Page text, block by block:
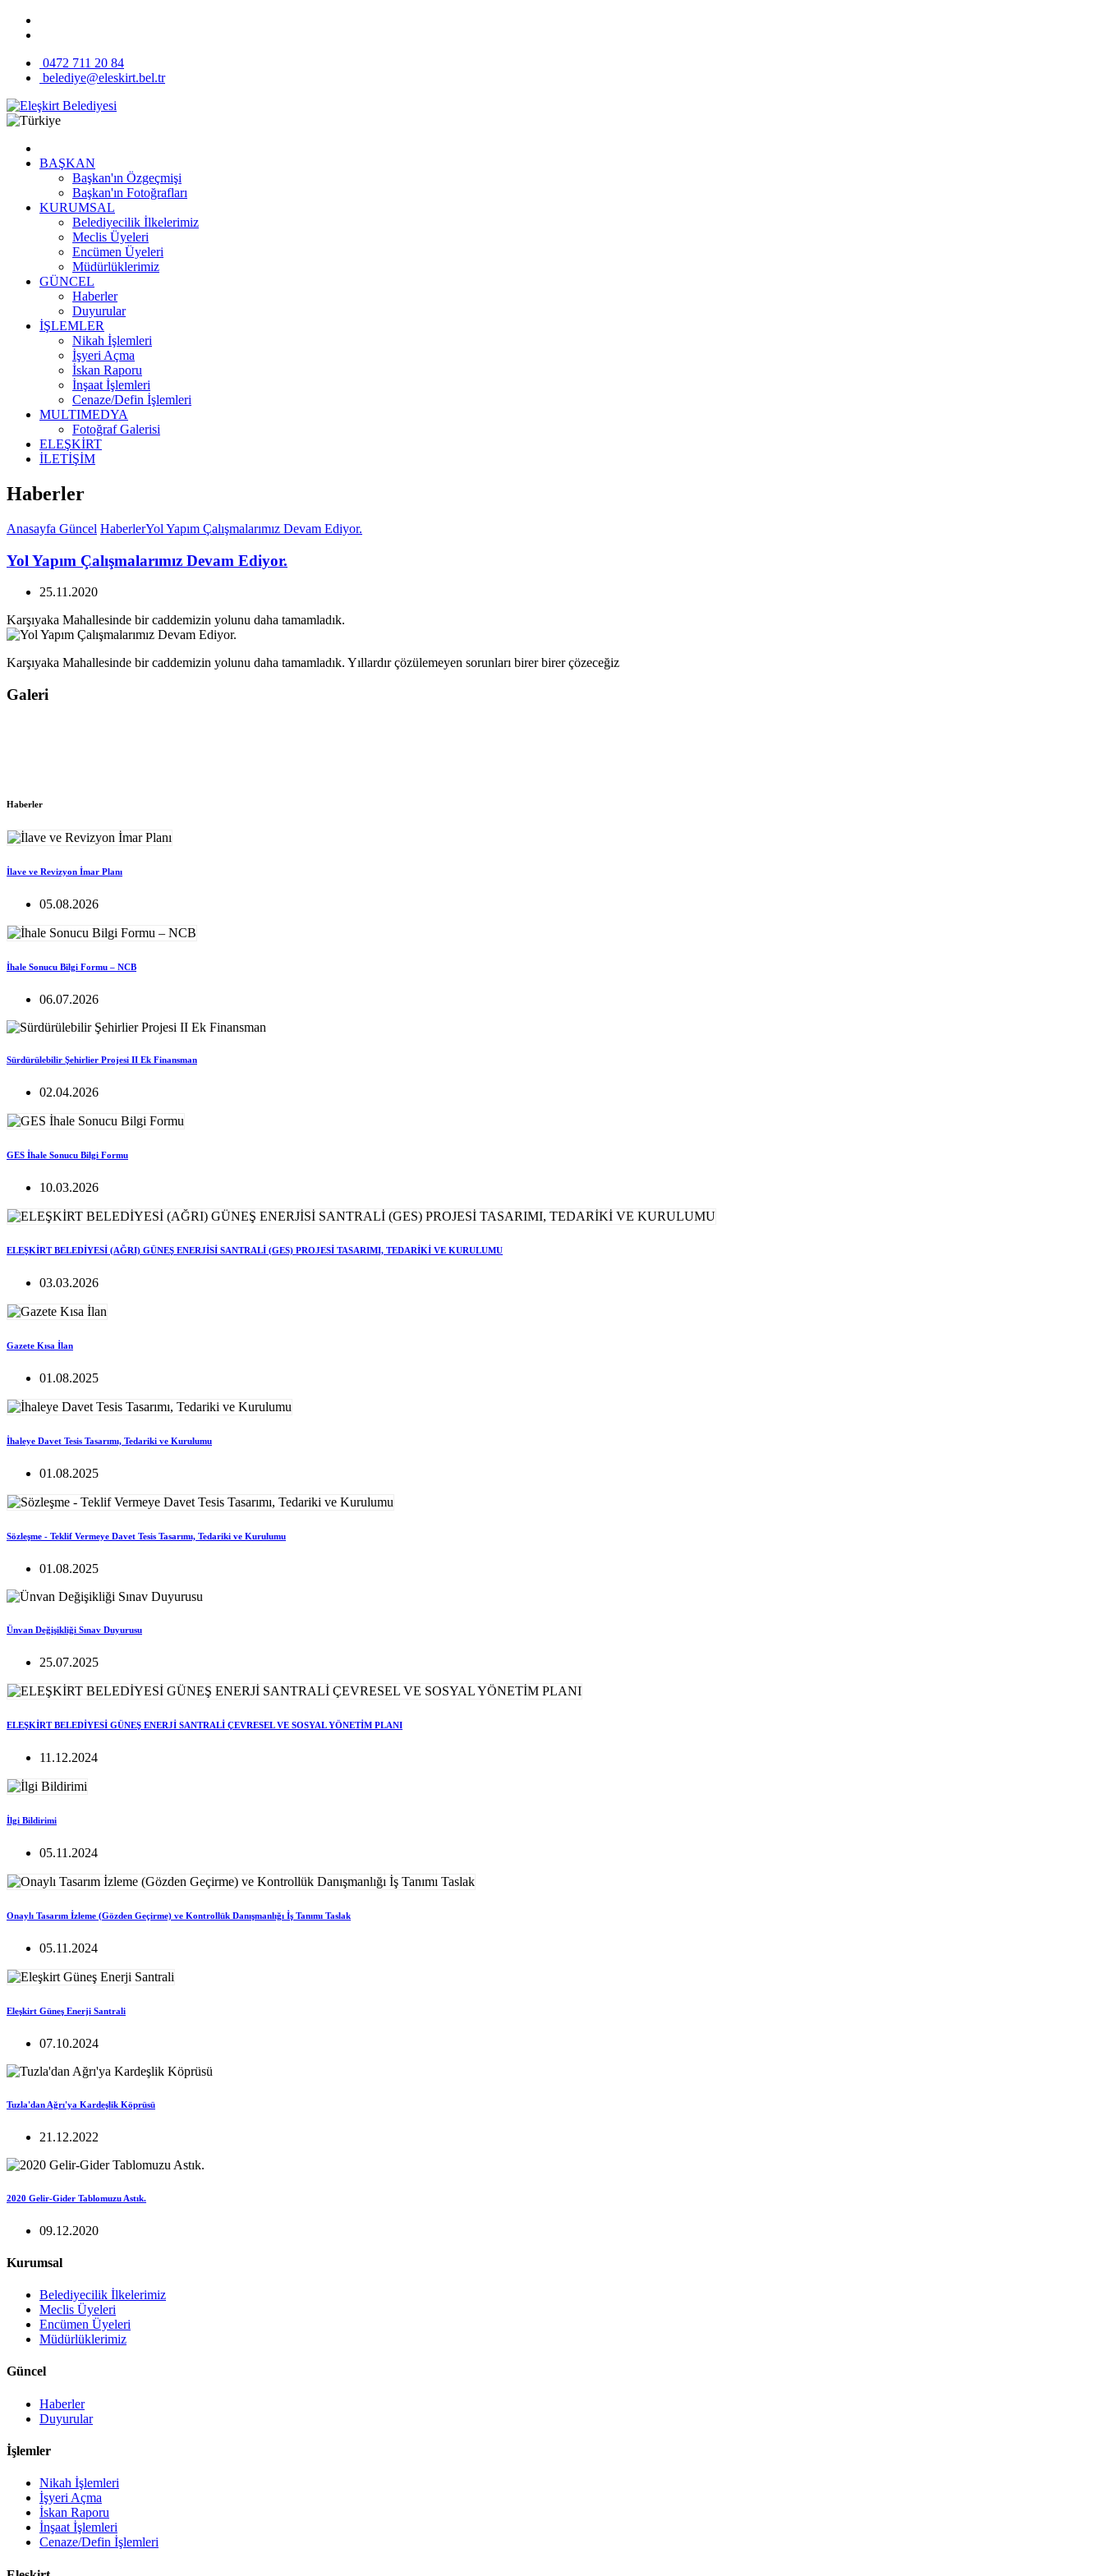
0472 711 20 84
belediye@eleskirt.bel.tr
BAŞKAN
Başkan'ın Özgeçmişi
Başkan'ın Fotoğrafları
KURUMSAL
Belediyecilik İlkelerimiz
Meclis Üyeleri
Encümen Üyeleri
Müdürlüklerimiz
GÜNCEL
Haberler
Duyurular
İŞLEMLER
Nikah İşlemleri
İşyeri Açma
İskan Raporu
İnşaat İşlemleri
Cenaze/Defin İşlemleri
MULTIMEDYA
Fotoğraf Galerisi
ELEŞKİRT
İLETİŞİM
Haberler
Anasayfa Güncel HaberlerYol Yapım Çalışmalarımız Devam Ediyor.
Yol Yapım Çalışmalarımız Devam Ediyor.
25.11.2020
Karşıyaka Mahallesinde bir caddemizin yolunu daha tamamladık.
Karşıyaka Mahallesinde bir caddemizin yolunu daha tamamladık. Yıllardır çözülemeyen sorunları birer birer çözeceğiz
Galeri
Haberler
İlave ve Revizyon İmar Planı
05.08.2026
İhale Sonucu Bilgi Formu – NCB
06.07.2026
Sürdürülebilir Şehirlier Projesi II Ek Finansman
02.04.2026
GES İhale Sonucu Bilgi Formu
10.03.2026
ELEŞKİRT BELEDİYESİ (AĞRI) GÜNEŞ ENERJİSİ SANTRALİ (GES) PROJESİ TASARIMI, TEDARİKİ VE KURULUMU
03.03.2026
Gazete Kısa İlan
01.08.2025
İhaleye Davet Tesis Tasarımı, Tedariki ve Kurulumu
01.08.2025
Sözleşme - Teklif Vermeye Davet Tesis Tasarımı, Tedariki ve Kurulumu
01.08.2025
Ünvan Değişikliği Sınav Duyurusu
25.07.2025
ELEŞKİRT BELEDİYESİ GÜNEŞ ENERJİ SANTRALİ ÇEVRESEL VE SOSYAL YÖNETİM PLANI
11.12.2024
İlgi Bildirimi
05.11.2024
Onaylı Tasarım İzleme (Gözden Geçirme) ve Kontrollük Danışmanlığı İş Tanımı Taslak
05.11.2024
Eleşkirt Güneş Enerji Santrali
07.10.2024
Tuzla'dan Ağrı'ya Kardeşlik Köprüsü
21.12.2022
2020 Gelir-Gider Tablomuzu Astık.
09.12.2020
Kurumsal
Belediyecilik İlkelerimiz
Meclis Üyeleri
Encümen Üyeleri
Müdürlüklerimiz
Güncel
Haberler
Duyurular
İşlemler
Nikah İşlemleri
İşyeri Açma
İskan Raporu
İnşaat İşlemleri
Cenaze/Defin İşlemleri